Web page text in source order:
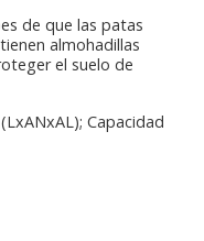
de que las patas
almohadillas
el suelo de
Capacidad